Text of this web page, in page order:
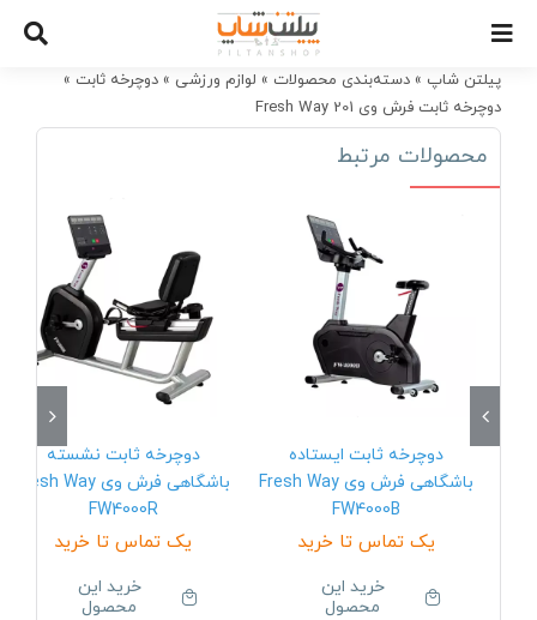
contentپیلتن شاپ » دسته‌بندی محصولات » لوازم ورزشی » دوچرخه ثابت »
دوچرخه ثابت فرش وی Fresh Way 201
محصولات مرتبط
دوچرخه ثابت ایستاده
باشگاهی فرش وی Fresh Way
FW4000B
یک تماس تا خرید
خرید این
محصول
دوچرخه ثابت نشسته
باشگاهی فرش وی Fresh Way
FW4000R
یک تماس تا خرید
خرید این
محصول